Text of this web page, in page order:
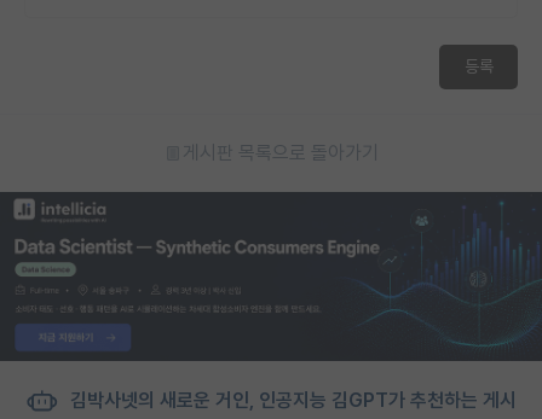
등록
게시판 목록으로 돌아가기
김박사넷의 새로운 거인, 인공지능 김GPT가 추천하는 게시